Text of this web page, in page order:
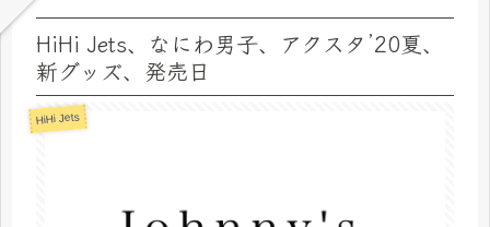
HiHi Jets、なにわ男子、アクスタ’20夏、
新グッズ、発売日
HiHi Jets